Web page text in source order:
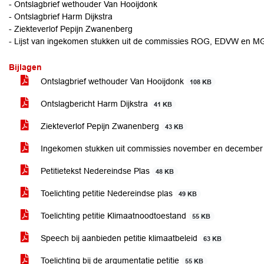
- Ontslagbrief wethouder Van Hooijdonk
- Ontslagbrief Harm Dijkstra
- Ziekteverlof Pepijn Zwanenberg
- Lijst van ingekomen stukken uit de commissies ROG, EDVW en
Bijlagen
Ontslagbrief wethouder Van Hooijdonk
108 KB
Ontslagbericht Harm Dijkstra 41 KB
Ziekteverlof Pepijn Zwanenberg 43 KB
Ingekomen stukken uit commissies november en december
Petitietekst Nedereindse Plas 48 KB
Toelichting petitie Nedereindse plas 49 KB
Toelichting petitie Klimaatnoodtoestand 55 KB
Speech bij aanbieden petitie klimaatbeleid 63 KB
Toelichting bij de argumentatie petitie 55 KB